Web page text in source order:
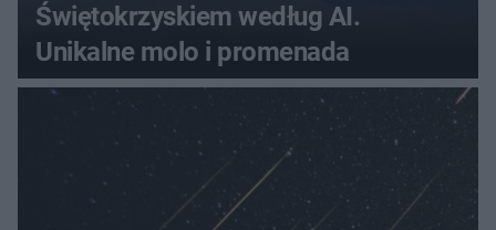
Świętokrzyskiem według AI.
Unikalne molo i promenada